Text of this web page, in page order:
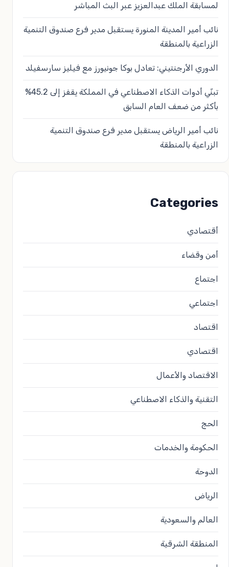
لمسابقة الملك عبدالعزيز عبر البث المباشر
نائب أمير المدينة المنورة يستقبل مدير فرع صندوق التنمية
الزراعية بالمنطقة
الدوري الأرجنتيني: تعادل بوكا جونيورز مع فيليز سارسفيلد
تبنّي أدوات الذكاء الاصطناعي في المملكة يقفز إلى 45.2%
بأكثر من ضعف العام السابق
نائب أمير الرياض يستقبل مدير فرع صندوق التنمية
الزراعية بالمنطقة
Categories
أقتصادي
أمن وقضاء
اجتماع
اجتماعي
اقتصاد
اقتصادي
الاقتصاد والأعمال
التقنية والذكاء الاصطناعي
الحج
الحكومة والخدمات
الدوحة
الرياض
العالم والسعودية
المنطقة الشرقية